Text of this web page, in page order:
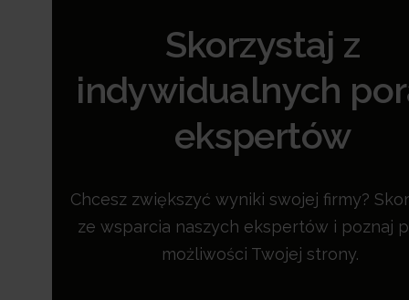
Skorzystaj z
indywidualnych
ekspertów
Chcesz zwiększyć wyniki swojej firmy?
ze wsparcia naszych ekspertów i poznaj
możliwości Twojej strony.